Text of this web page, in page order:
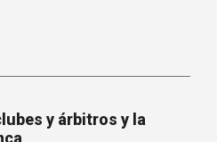
y árbitros y la